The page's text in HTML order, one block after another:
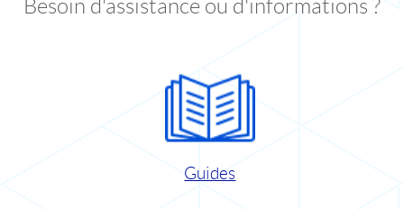
Besoin d'assistance ou d'informations ?
Guides